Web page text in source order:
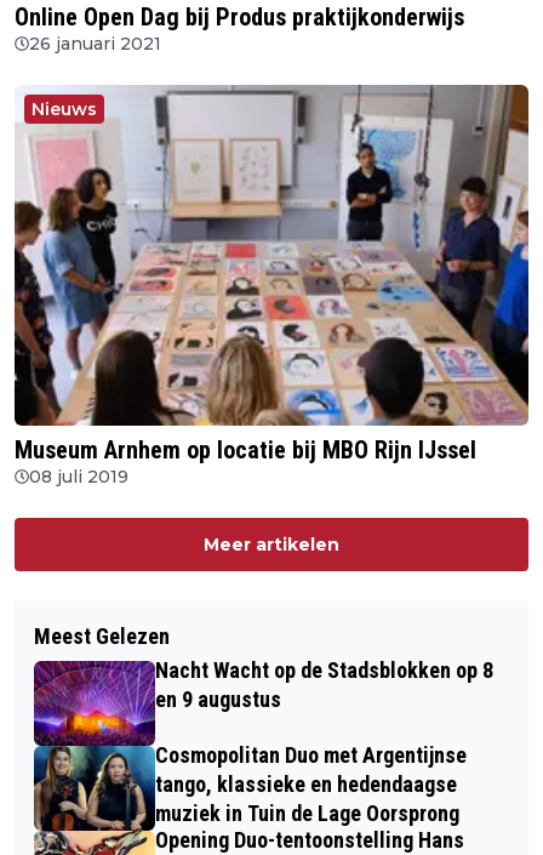
Online Open Dag bij Produs praktijkonderwijs
26 januari 2021
Nieuws
Museum Arnhem op locatie bij MBO Rijn IJssel
08 juli 2019
Meer artikelen
Meest Gelezen
Nacht Wacht op de Stadsblokken op 8
en 9 augustus
Cosmopolitan Duo met Argentijnse
tango, klassieke en hedendaagse
muziek in Tuin de Lage Oorsprong
Opening Duo-tentoonstelling Hans